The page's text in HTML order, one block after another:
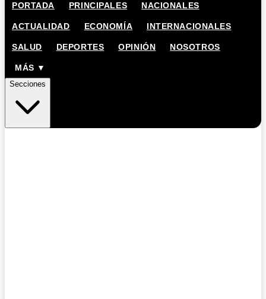
PORTADA PRINCIPALES NACIONALES
ACTUALIDAD ECONOMÍA INTERNACIONALES
SALUD DEPORTES OPINIÓN NOSOTROS
MÁS ▼
Secciones